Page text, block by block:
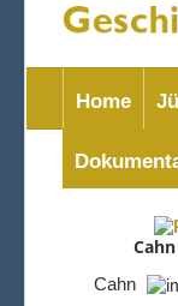
Home
Cahn
Cahn